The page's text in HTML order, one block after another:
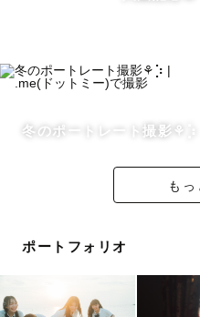
大事な日だからこそ、素敵
フォトスタジオでの勤務経
◎フレンズフォト
一緒に遊んだり普段の空気
冬のポートレート撮影‎⚘⡱
もっ
ポートフォリオ